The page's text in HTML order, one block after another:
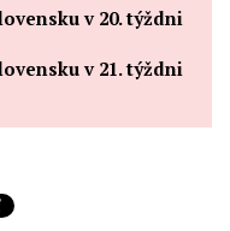
v 20. týždni
v 21. týždni